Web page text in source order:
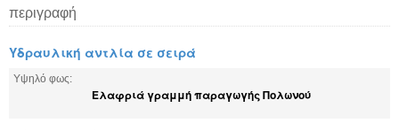
περιγραφή
Υδραυλική αντλία σε σειρά
Υψηλό φως:
Ελαφριά γραμμή παραγωγής Πολωνού